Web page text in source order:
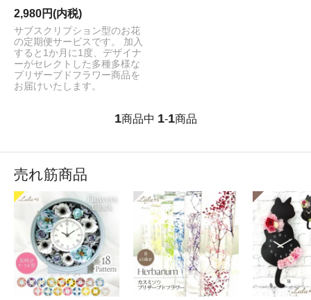
2,980円(内税)
サブスクリプション型のお花
の定期便サービスです。 加入
すると1か月に1度、デザイナ
ーがセレクトした多種多様な
プリザーブドフラワー商品を
お届けいたします。
1商品中 1-1商品
売れ筋商品